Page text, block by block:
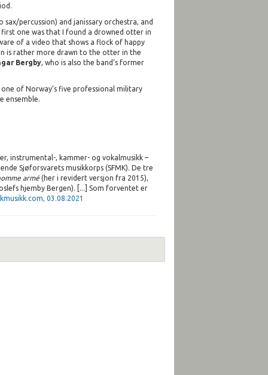
percussion) and janissary orchestra, and
one was that I found a drowned otter in
of a video that shows a flock of happy
is rather more drawn to the otter in the
Bergby, who is also the band’s former
of Norway’s five professional military
ensemble.
instrumental-, kammer- og vokalmusikk –
Sjøforsvarets musikkorps (SFMK). De tre
armé (her i revidert versjon fra 2015),
hjemby Bergen). [...] Som forventet er
03.08.2021